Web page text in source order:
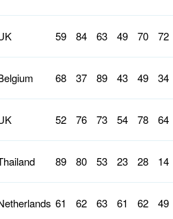
59 84 63 49 70 72
68 37 89 43 49 34
52 76 73 54 78 64
89 80 53 23 28 14
61 62 63 61 62 49